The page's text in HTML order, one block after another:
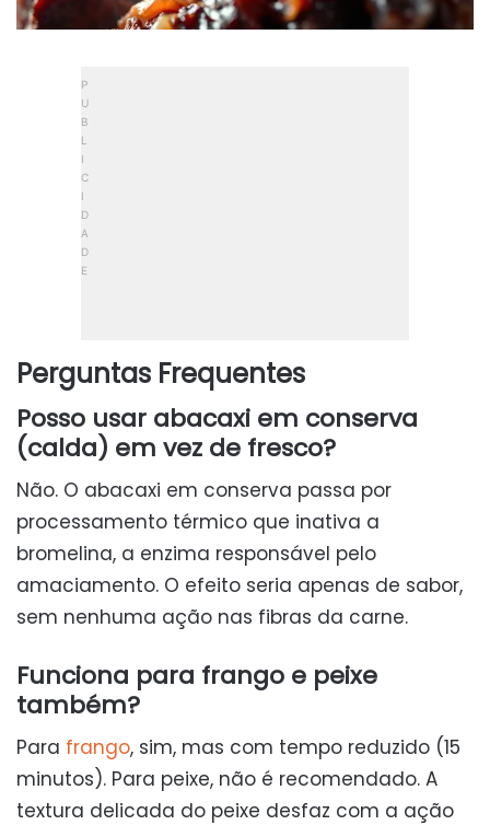
Perguntas Frequentes
Posso usar abacaxi em conserva
(calda) em vez de fresco?
Não. O abacaxi em conserva passa por
processamento térmico que inativa a
bromelina, a enzima responsável pelo
amaciamento. O efeito seria apenas de sabor,
sem nenhuma ação nas fibras da carne.
Funciona para frango e peixe
também?
Para frango, sim, mas com tempo reduzido (15
minutos). Para peixe, não é recomendado. A
textura delicada do peixe desfaz com a ação